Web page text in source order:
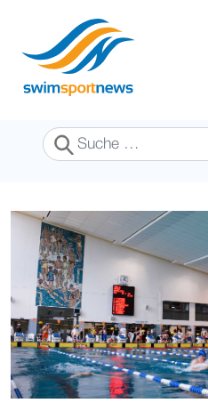
Suchen